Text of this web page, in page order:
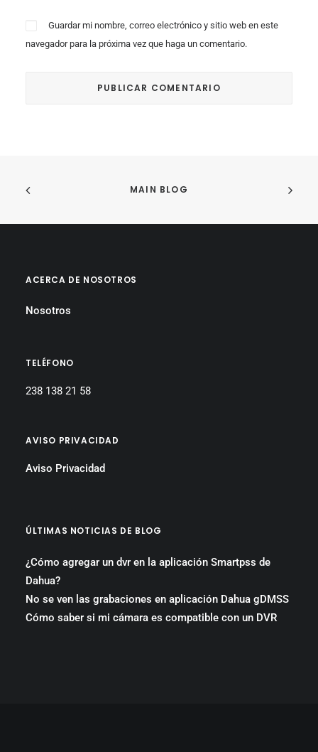
Guardar mi nombre, correo electrónico y sitio web en este
navegador para la próxima vez que haga un comentario.
MAIN BLOG
ACERCA DE NOSOTROS
Nosotros
TELÉFONO
238 138 21 58
AVISO PRIVACIDAD
Aviso Privacidad
ÚLTIMAS NOTICIAS DE BLOG
¿Cómo agregar un dvr en la aplicación Smartpss de
Dahua?
No se ven las grabaciones en aplicación Dahua gDMSS
Cómo saber si mi cámara es compatible con un DVR